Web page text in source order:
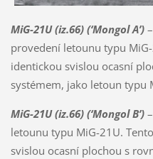
MiG-21U (iz.66) (‘Mongol A’)
provedení letounu typu
identickou svislou ocasní
systémem, jako letoun typu
MiG-21U (iz.66) (‘Mongol B’)
letounu typu MiG-21U.
svislou ocasní plochou s